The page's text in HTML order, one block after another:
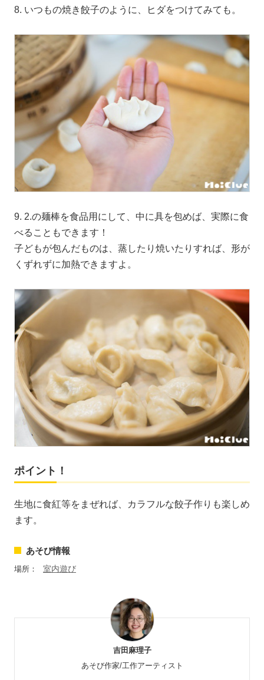
8. いつもの焼き餃子のように、ヒダをつけてみても。
9. 2.の麺棒を食品用にして、中に具を包めば、実際に食
べることもできます！
子どもが包んだものは、蒸したり焼いたりすれば、形が
くずれずに加熱できますよ。
ポイント！
生地に食紅等をまぜれば、カラフルな餃子作りも楽しめ
ます。
あそび情報
場所： 室内遊び
吉田麻理子
あそび作家/工作アーティスト